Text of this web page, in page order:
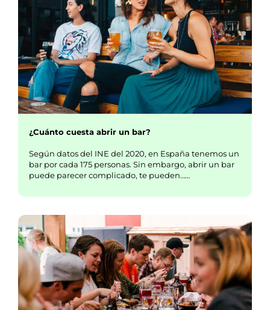
¿Cuánto cuesta abrir un bar?
Según datos del INE del 2020, en España tenemos un
bar por cada 175 personas. Sin embargo, abrir un bar
puede parecer complicado, te pueden……